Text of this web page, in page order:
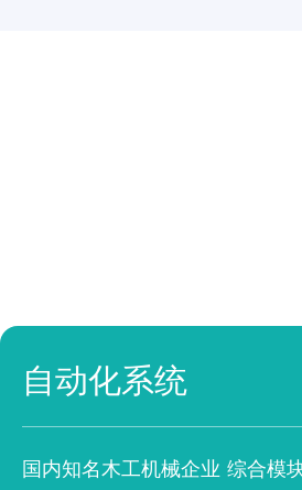
自动化系统
国内知名木工机械企业 综合模